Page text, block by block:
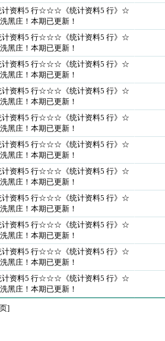
资料5 行☆☆☆《统计资料5 行》☆
黑庄！本期已更新！
资料5 行☆☆☆《统计资料5 行》☆
黑庄！本期已更新！
资料5 行☆☆☆《统计资料5 行》☆
黑庄！本期已更新！
资料5 行☆☆☆《统计资料5 行》☆
黑庄！本期已更新！
资料5 行☆☆☆《统计资料5 行》☆
黑庄！本期已更新！
资料5 行☆☆☆《统计资料5 行》☆
黑庄！本期已更新！
资料5 行☆☆☆《统计资料5 行》☆
黑庄！本期已更新！
资料5 行☆☆☆《统计资料5 行》☆
黑庄！本期已更新！
资料5 行☆☆☆《统计资料5 行》☆
黑庄！本期已更新！
资料5 行☆☆☆《统计资料5 行》☆
黑庄！本期已更新！
资料5 行☆☆☆《统计资料5 行》☆
黑庄！本期已更新！
]